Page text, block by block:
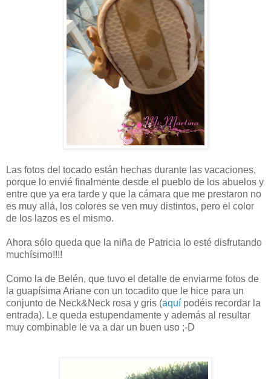
Las fotos del tocado están hechas durante las vacaciones,
porque lo envié finalmente desde el pueblo de los abuelos y
entre que ya era tarde y que la cámara que me prestaron no
es muy allá, los colores se ven muy distintos, pero el color
de los lazos es el mismo.
Ahora sólo queda que la niña de Patricia lo esté disfrutando
muchísimo!!!!
Como la de Belén, que tuvo el detalle de enviarme fotos de
la guapísima Ariane con un tocadito que le hice para un
conjunto de Neck&Neck rosa y gris (aquí podéis recordar la
entrada). Le queda estupendamente y además al resultar
muy combinable le va a dar un buen uso ;-D